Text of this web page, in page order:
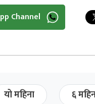
Channel
यो महिना ६